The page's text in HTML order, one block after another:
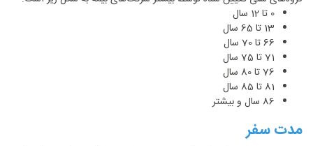
0 تا 12 سال
13 تا 65 سال
66 تا 70 سال
71 تا 75 سال
76 تا 80 سال
81 تا 85 سال
86 سال و بیشتر
مدت سفر